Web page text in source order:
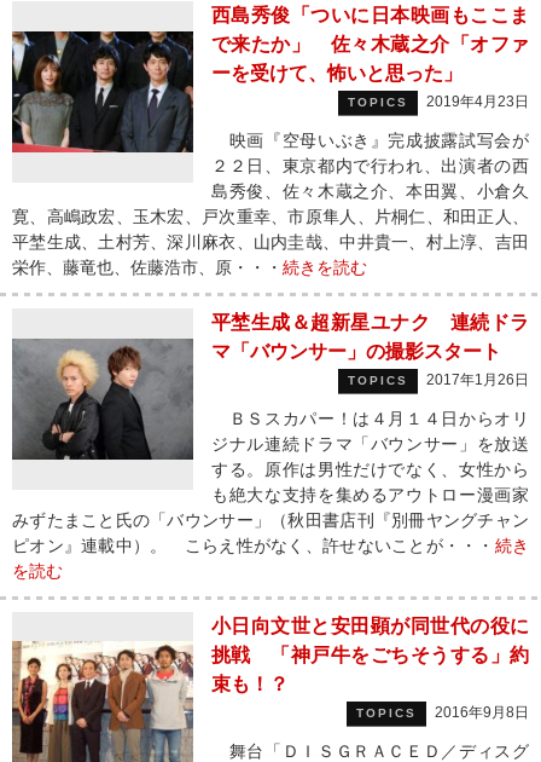
西島秀俊「ついに日本映画もここま
で来たか」 佐々木蔵之介「オファ
ーを受けて、怖いと思った」
TOPICS 2019年4月23日
映画『空母いぶき』完成披露試写会が
２２日、東京都内で行われ、出演者の西
島秀俊、佐々木蔵之介、本田翼、小倉久
寛、高嶋政宏、玉木宏、戸次重幸、市原隼人、片桐仁、和田正人、
平埜生成、土村芳、深川麻衣、山内圭哉、中井貴一、村上淳、吉田
栄作、藤竜也、佐藤浩市、原・・・ 続きを読む
平埜生成＆超新星ユナク 連続ドラ
マ「バウンサー」の撮影スタート
TOPICS 2017年1月26日
ＢＳスカパー！は４月１４日からオリ
ジナル連続ドラマ「バウンサー」を放送
する。原作は男性だけでなく、女性から
も絶大な支持を集めるアウトロー漫画家
みずたまこと氏の「バウンサー」（秋田書店刊『別冊ヤングチャン
ピオン』連載中）。 こらえ性がなく、許せないことが・・・ 続き
を読む
小日向文世と安田顕が同世代の役に
挑戦 「神戸牛をごちそうする」約
束も！？
TOPICS 2016年9月8日
舞台「ＤＩＳＧＲＡＣＥＤ／ディスグ